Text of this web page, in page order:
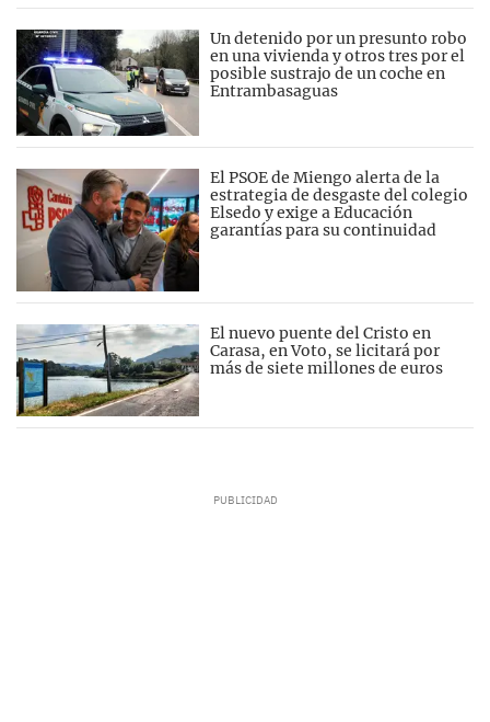
Un detenido por un presunto robo
en una vivienda y otros tres por el
posible sustrajo de un coche en
Entrambasaguas
El PSOE de Miengo alerta de la
estrategia de desgaste del colegio
Elsedo y exige a Educación
garantías para su continuidad
El nuevo puente del Cristo en
Carasa, en Voto, se licitará por
más de siete millones de euros